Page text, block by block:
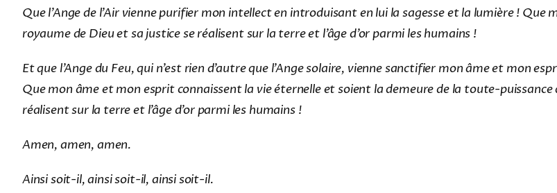
Que l’Ange de l’Air vienne purifier mon intellect en introduisant en lui la sagesse et la lumière !
royaume de Dieu et sa justice se réalisent sur la terre et l’âge d’or parmi les humains !
Et que l’Ange du Feu, qui n’est rien d’autre que l’Ange solaire, vienne sanctifier mon âme et mon
Que mon âme et mon esprit connaissent la vie éternelle et soient la demeure de la toute-
réalisent sur la terre et l’âge d’or parmi les humains !
Amen, amen, amen.
Ainsi soit-il, ainsi soit-il, ainsi soit-il.